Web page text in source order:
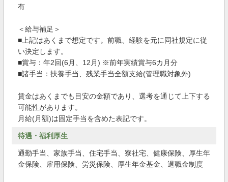
有
＜給与補足＞
■上記はあくまで想定です。前職、経験を元に同社規定に従
い決定します。
■賞与：年2回(6月、12月) ※前年実績賞与6カ月分
■諸手当：扶養手当、残業手当全額支給(管理職対象外)
賃金はあくまでも目安の金額であり、選考を通じて上下する
可能性があります。
月給(月額)は固定手当を含めた表記です。
待遇・福利厚生
通勤手当、家族手当、住宅手当、寮社宅、健康保険、厚生年
金保険、雇用保険、労災保険、厚生年金基金、退職金制度